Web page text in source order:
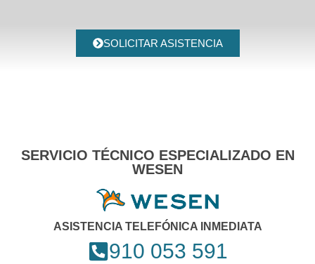
SOLICITAR ASISTENCIA
SERVICIO TÉCNICO ESPECIALIZADO EN
WESEN
ASISTENCIA TELEFÓNICA INMEDIATA
910 053 591